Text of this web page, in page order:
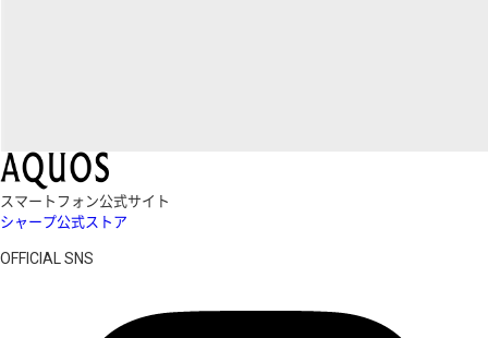
スマートフォン公式サイト
シャープ公式ストア
OFFICIAL SNS